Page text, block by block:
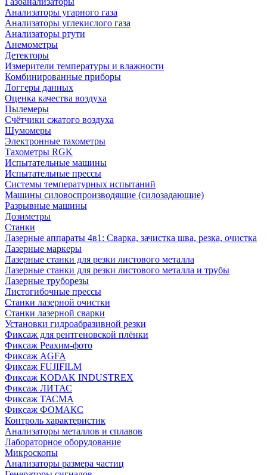
Анализаторы угарного газа
Анализаторы углекислого газа
Анализаторы ртути
Анемометры
Детекторы
Измерители температуры и влажности
Комбинированные приборы
Логгеры данных
Оценка качества воздуха
Пылемеры
Счётчики сжатого воздуха
Шумомеры
Электронные тахометры
Тахометры RGK
Испытательные машины
Испытательные прессы
Системы температурных испытаний
Машины силовоспроизводящие (силозадающие)
Разрывные машины
Дозиметры
Станки
Лазерные аппараты 4в1: Сварка, зачистка шва, резка, очистка
Лазерные маркеры
Лазерные станки для резки листового металла
Лазерные станки для резки листового металла и трубы
Лазерные труборезы
Листогибочные прессы
Станки лазерной очистки
Станки лазерной сварки
Установки гидроабразивной резки
Фиксаж для рентгеновской плёнки
Фиксаж Реахим-фото
Фиксаж AGFA
Фиксаж FUJIFILM
Фиксаж KODAK INDUSTREX
Фиксаж ЛИТАС
Фиксаж ТАСМА
Фиксаж ФОМАКС
Контроль характеристик
Анализаторы металлов и сплавов
Лабораторное оборудование
Микроскопы
Анализаторы размера частиц